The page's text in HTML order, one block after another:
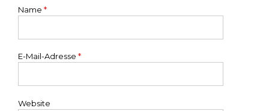
Name *
E-Mail-Adresse *
Website